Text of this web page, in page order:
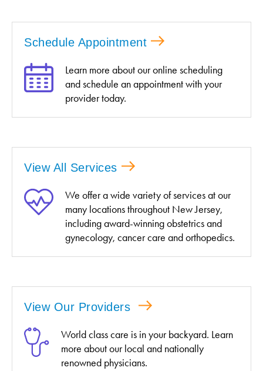
Schedule Appointment
Learn more about our online scheduling
and schedule an appointment with your
provider today.
View All Services
We offer a wide variety of services at our
many locations throughout New Jersey,
including award-winning obstetrics and
gynecology, cancer care and orthopedics.
View Our Providers
World class care is in your backyard. Learn
more about our local and nationally
renowned physicians.